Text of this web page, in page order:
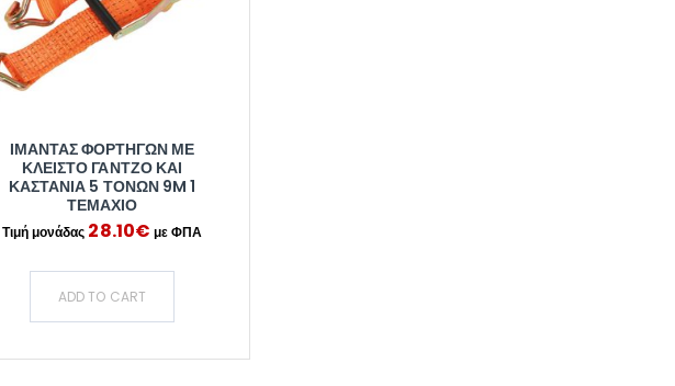
ΙΜΆΝΤΑΣ ΦΟΡΤΗΓΏΝ ΜΕ
ΚΛΕΙΣΤΌ ΓΆΝΤΖΟ ΚΑΙ
ΚΑΣΤΆΝΙΑ 5 ΤΌΝΩΝ 9M 1
ΤΕΜΆΧΙΟ
28.10€
ADD TO CART